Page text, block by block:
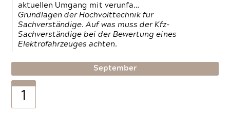
aktuellen Umgang mit verunfa…
Grundlagen der Hochvolttechnik für
Sachverständige. Auf was muss der Kfz-
Sachverständige bei der Bewertung eines
Elektrofahrzeuges achten.
September
1